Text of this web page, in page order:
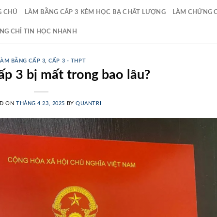
CHỦ LÀM BẰNG CẤP 3 KÈM HỌC BẠ CHẤT LƯỢNG LÀM CHỨNG
CHỈ TIN HỌC NHANH
BẰNG CẤP 3 ,CẤP 3 - THPT
3 bị mất trong bao lâu?
ON THÁNG 4 23, 2025 BYQUANTRI